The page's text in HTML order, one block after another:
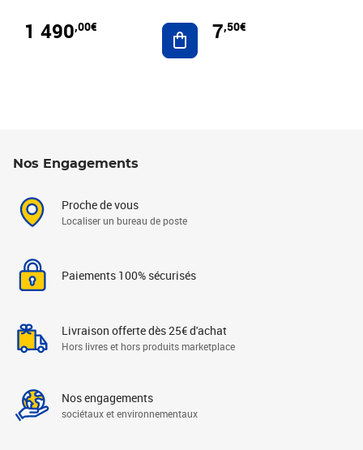
1 490,00€ Ajouter au panier
7,50€
Nos Engagements
Proche de vous
Localiser un bureau de poste
Paiements 100% sécurisés
Livraison offerte dès 25€ d'achat
Hors livres et hors produits marketplace
Nos engagements
sociétaux et environnementaux